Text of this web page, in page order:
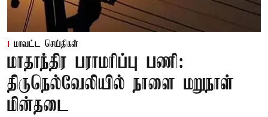
மாவட்ட செய்திகள்
மாதாந்திர பராமரிப்பு பணி:
திருநெல்வேலியில் நாளை மறுநாள்
மின்தடை